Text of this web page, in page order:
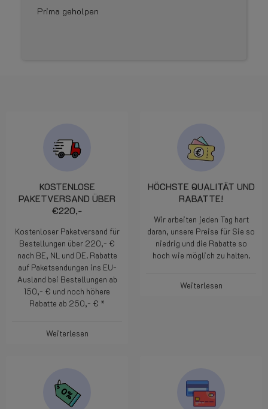
Prima geholpen
KOSTENLOSE
PAKETVERSAND ÜBER
€220,-
Kostenloser Paketversand für
Bestellungen über 220,- €
nach BE, NL und DE. Rabatte
auf Paketsendungen ins EU-
Ausland bei Bestellungen ab
150,- € und noch höhere
Rabatte ab 250,- € *
Weiterlesen
HÖCHSTE QUALITÄT UND
RABATTE!
Wir arbeiten jeden Tag hart
daran, unsere Preise für Sie so
niedrig und die Rabatte so
hoch wie möglich zu halten.
Weiterlesen